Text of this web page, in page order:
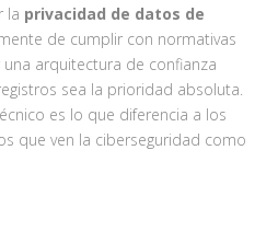
la privacidad de datos de
de cumplir con normativas
arquitectura de confianza
sea la prioridad absoluta.
es lo que diferencia a los
que ven la ciberseguridad como